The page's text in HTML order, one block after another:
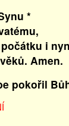
*
i
Amen.
pokořil